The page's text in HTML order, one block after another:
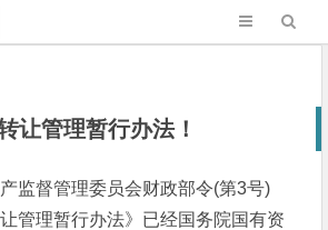
让管理暂行办法！
监督管理委员会财政部令(第3号)
让管理暂行办法》已经国务院国有资